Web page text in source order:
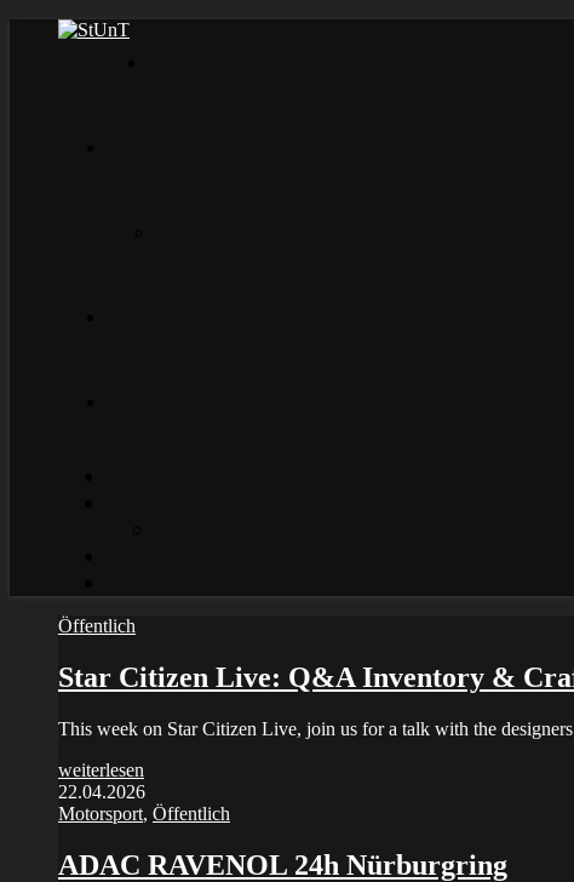
Öffentlich
Star Citizen Live: Q&A Inventory &
This week on Star Citizen Live, join us for a talk with the
weiterlesen
22.04.2026
Motorsport, Öffentlich
ADAC RAVENOL 24h Nürburgring